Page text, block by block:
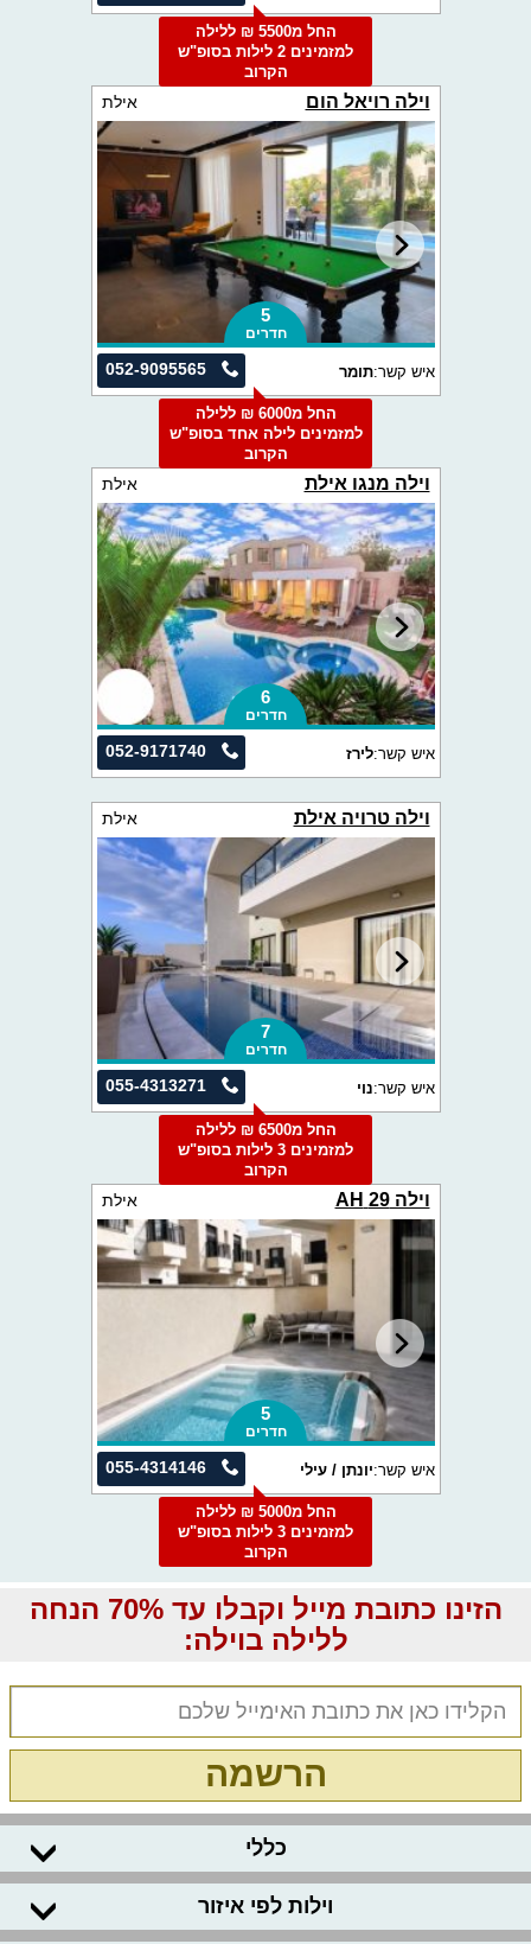
החל מ5500 ₪ ללילה
למזמינים 2 לילות בסופ"ש
הקרוב
וילה רויאל הום אילת
5
חדרים
052-9095565 איש קשר:תומר
החל מ6000 ₪ ללילה
למזמינים לילה אחד בסופ"ש
הקרוב
וילה מנגו אילת אילת
6
חדרים
052-9171740 איש קשר:לירז
וילה טרויה אילת אילת
7
חדרים
055-4313271 איש קשר:נוי
החל מ6500 ₪ ללילה
למזמינים 3 לילות בסופ"ש
הקרוב
וילה 29 AH אילת
5
חדרים
055-4314146 איש קשר:יונתן / עילי
החל מ5000 ₪ ללילה
למזמינים 3 לילות בסופ"ש
הקרוב
הזינו כתובת מייל וקבלו עד 70% הנחה
ללילה בוילה:
הרשמה
כללי
וילות לפי איזור